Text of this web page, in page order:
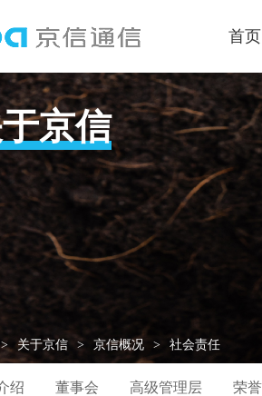
首页
京信
> 关于京信 > 京信概况 > 社会责任
绍 董事会 高级管理层 荣誉